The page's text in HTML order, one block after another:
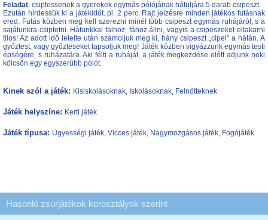
Feladat: csiptessenek a gyerekek egymás pólójának hátuljára 5 darab csipeszt.
Ezután hirdessük ki a játékidőt. pl. 2 perc. Rajt jelzésre minden játékos futásnak
ered. Futás közben meg kell szerezni minél több csipeszt egymás ruhájáról, s a
sajátunkra csiptetni. Hátunkkal falhoz, fához állni, vagyis a csipeszeket eltakarni
tilos! Az adott idő letelte után számoljuk meg ki, hány csipeszt „cipel” a hátán. A
győztest, vagy győzteseket tapsoljuk meg! Játék közben vigyázzunk egymás testi
épségére, s ruházatára. Aki félti a ruháját, a játék megkezdése előtt adjunk neki
kölcsön egy egyszerűbb pólót.
Kinek szól a játék: Kisiskolásoknak, Iskolásoknak, Felnőtteknek
Játék helyszíne: Kerti játék
Játék típusa: Ügyességi játék, Vicces játék, Nagymozgásos játék, Fogójáték
Hasonló zsúrjátékok korosztályok szerint